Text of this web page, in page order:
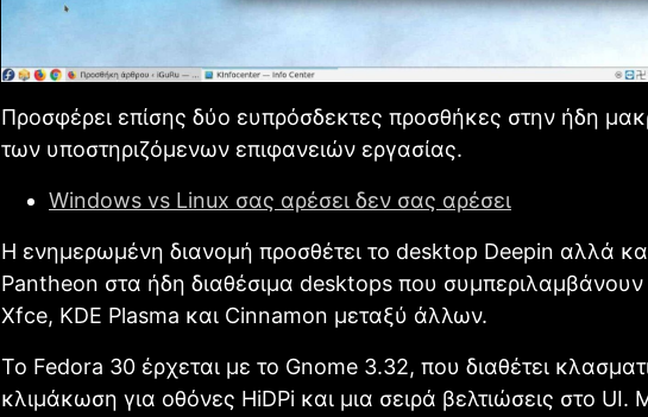
Προσφέρει επίσης δύο ευπρόσδεκτες προσθήκες στην ήδη
των υποστηριζόμενων επιφανειών εργασίας.
Windows vs Linux σας αρέσει δεν σας αρέσει
Η ενημερωμένη διανομή προσθέτει το desktop Deepin αλλά
Pantheon στα ήδη διαθέσιμα desktops που συμπεριλαμβάνουν
Xfce, KDE Plasma και Cinnamon μεταξύ άλλων.
Το Fedora 30 έρχεται με το Gnome 3.32, που διαθέτει
κλιμάκωση για οθόνες HiDPi και μια σειρά βελτιώσεις στο UI.